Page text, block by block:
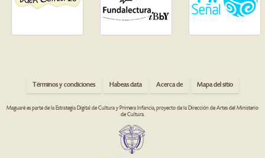
Términos y condiciones Habeas data Acerca de Mapa del sitio
Maguaré es parte de la Estrategia Digital de Cultura y Primera Infancia, proyecto de la Dirección de Artes del Ministerio
de Cultura.